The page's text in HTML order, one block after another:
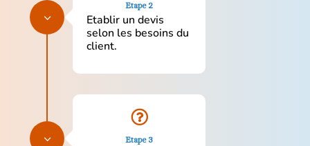
3
Etape 2
Etablir un devis
selon les besoins du
client.
3

Etape 3